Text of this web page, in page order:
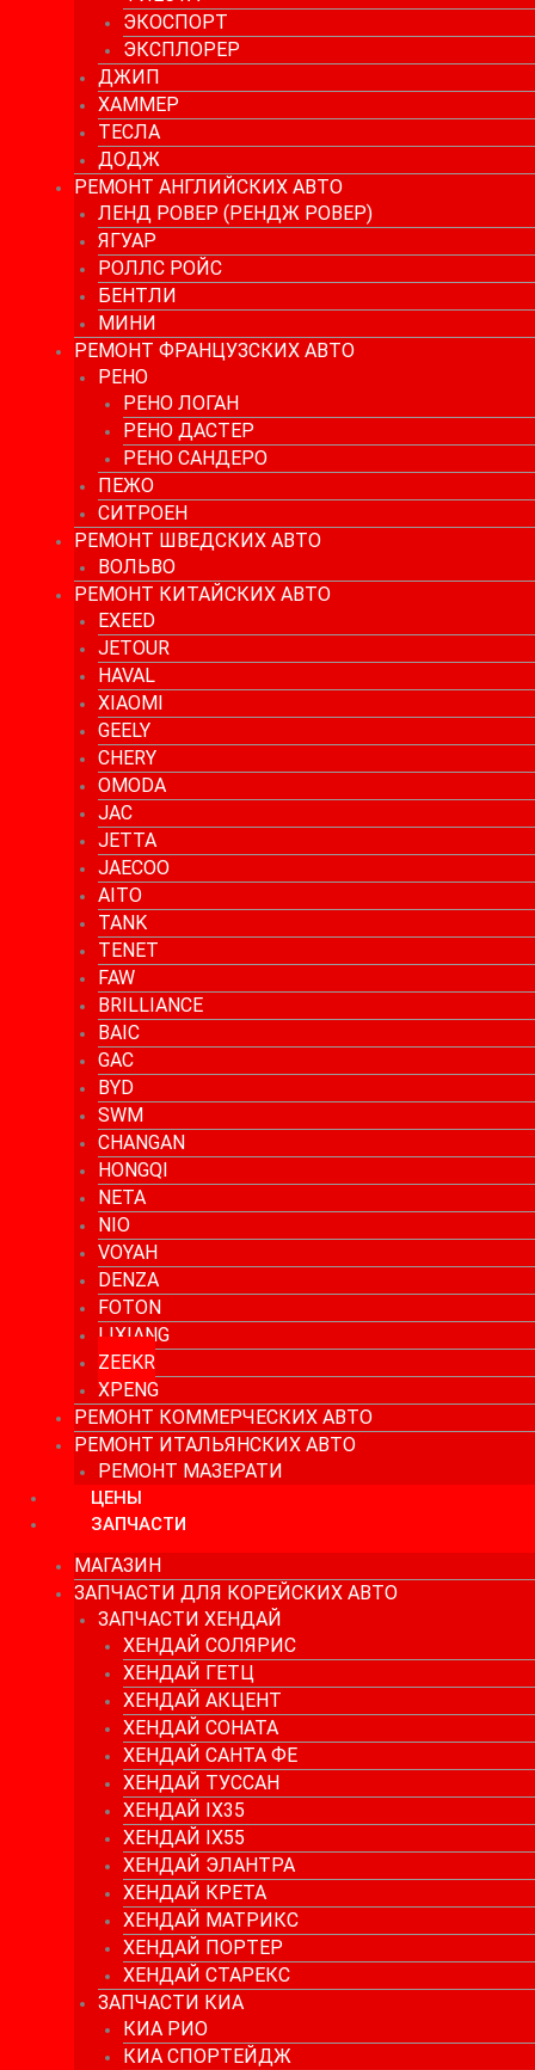
ЭКОСПОРТ
ЭКСПЛОРЕР
ДЖИП
ХАММЕР
ТЕСЛА
ДОДЖ
РЕМОНТ АНГЛИЙСКИХ АВТО
ЛЕНД РОВЕР (РЕНДЖ РОВЕР)
ЯГУАР
РОЛЛС РОЙС
БЕНТЛИ
МИНИ
РЕМОНТ ФРАНЦУЗСКИХ АВТО
РЕНО
РЕНО ЛОГАН
РЕНО ДАСТЕР
РЕНО САНДЕРО
ПЕЖО
СИТРОЕН
РЕМОНТ ШВЕДСКИХ АВТО
ВОЛЬВО
РЕМОНТ КИТАЙСКИХ АВТО
EXEED
JETOUR
HAVAL
XIAOMI
GEELY
CHERY
OMODA
JAC
JETTA
JAECOO
AITO
TANK
TENET
FAW
BRILLIANCE
BAIC
GAC
BYD
SWM
CHANGAN
HONGQI
NETA
NIO
VOYAH
DENZA
FOTON
LIXIANG
ZEEKR
XPENG
РЕМОНТ КОММЕРЧЕСКИХ АВТО
РЕМОНТ ИТАЛЬЯНСКИХ АВТО
РЕМОНТ МАЗЕРАТИ
ЦЕНЫ
ЗАПЧАСТИ
МАГАЗИН
ЗАПЧАСТИ ДЛЯ КОРЕЙСКИХ АВТО
ЗАПЧАСТИ ХЕНДАЙ
ХЕНДАЙ СОЛЯРИС
ХЕНДАЙ ГЕТЦ
ХЕНДАЙ АКЦЕНТ
ХЕНДАЙ СОНАТА
ХЕНДАЙ САНТА ФЕ
ХЕНДАЙ ТУССАН
ХЕНДАЙ IX35
ХЕНДАЙ IX55
ХЕНДАЙ ЭЛАНТРА
ХЕНДАЙ КРЕТА
ХЕНДАЙ МАТРИКС
ХЕНДАЙ ПОРТЕР
ХЕНДАЙ СТАРЕКС
ЗАПЧАСТИ КИА
КИА РИО
КИА СПОРТЕЙДЖ